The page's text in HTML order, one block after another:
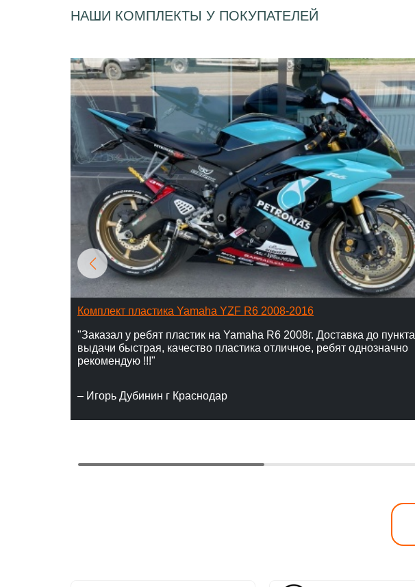
НАШИ КОМПЛЕКТЫ У ПОКУПАТЕЛЕЙ
Комплект пластика Yamaha YZF R6 2008-2016
"Заказал у ребят пластик на Yamaha R6 2008г. Доставка до пункта
выдачи быстрая, качество пластика отличное, ребят однозначно
рекомендую !!!"
– Игорь Дубинин г Краснодар